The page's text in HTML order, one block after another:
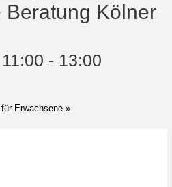
Beratung Kölner
- 13:00
Erwachsene»